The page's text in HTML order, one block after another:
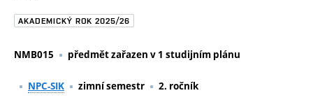
AKADEMICKÝ ROK 2025/26
NMB015 předmět zařazen v 1 studijním plánu
NPC-SIK zimní semestr 2. ročník